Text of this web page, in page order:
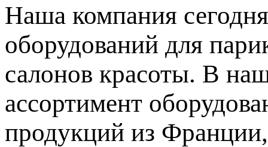
Наша компания
оборудований для
салонов красоты. В
ассортимент
продукций из